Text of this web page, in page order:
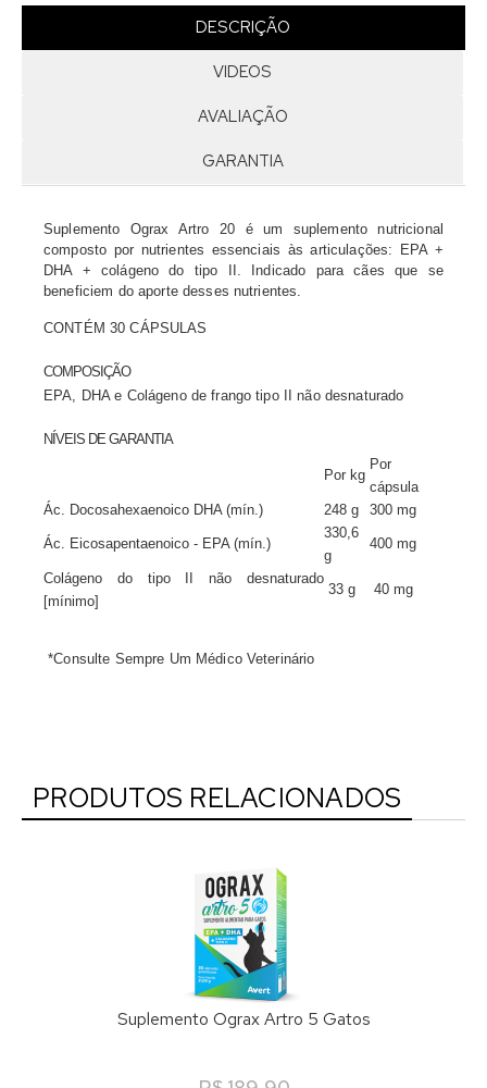
DESCRIÇÃO
VIDEOS
AVALIAÇÃO
GARANTIA
Suplemento Ograx Artro 20 é um suplemento nutricional
composto por nutrientes essenciais às articulações: EPA +
DHA + colágeno do tipo II.
Indicado para cães que se
beneficiem do aporte desses nutrientes.
CONTÉM 30 CÁPSULAS
COMPOSIÇÃO
EPA, DHA e Colágeno de frango tipo II não desnaturado
NÍVEIS DE GARANTIA
Por kg
Por
cápsula
Ác. Docosahexaenoico DHA (mín.)
248 g 300 mg
Ác. Eicosapentaenoico - EPA (mín.)
330,6
g
400 mg
Colágeno do tipo II não desnaturado
[mínimo]
33 g 40 mg
*Consulte Sempre Um Médico Veterinário
PRODUTOS RELACIONADOS
Suplemento Ograx Artro 5 Gatos